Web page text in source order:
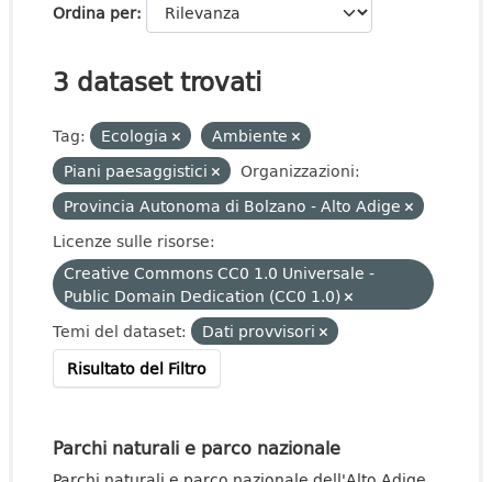
Ordina per
3 dataset trovati
Tag: Ecologia
Ambiente
Piani paesaggistici
Organizzazioni:
Provincia Autonoma di Bolzano - Alto Adige
Licenze sulle risorse:
Creative Commons CC0 1.0 Universale -
Public Domain Dedication (CC0 1.0)
Temi del dataset:
Dati provvisori
Risultato del Filtro
Parchi naturali e parco nazionale